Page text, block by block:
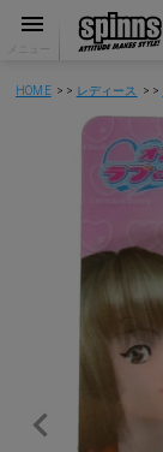
HOME レディース